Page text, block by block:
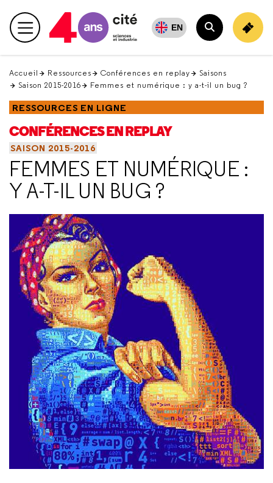
en
haut Menu principal EN
Rechercher
Accueil Ressources Conférences en replay
Saisons
Saison 2015-2016
Femmes et numérique : y a-t-il un bug ?
RESSOURCES EN LIGNE
CONFÉRENCES EN REPLAY
SAISON 2015-2016
FEMMES ET NUMÉRIQUE :
Y A-T-IL UN BUG ?